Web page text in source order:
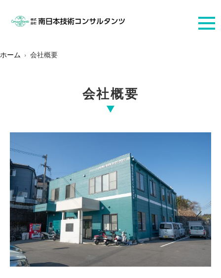
ホーム 会社概要
会社概要